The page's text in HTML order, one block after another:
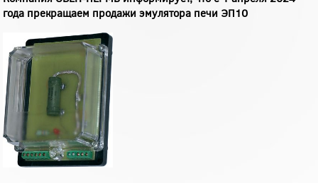
года прекращаем продажи эмулятора печи ЭП10